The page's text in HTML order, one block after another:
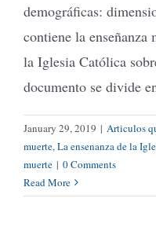
demográficas:
contiene la
la Iglesia Católica
documento se divide
January 29, 2019 | Articulos
muerte, La ensenanza de la
muerte | 0 Comments
Read More